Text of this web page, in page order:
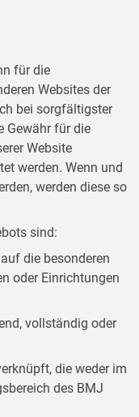
für die
Websites der
bei sorgfältigster
Gewähr für die
Website
werden. Wenn und
werden diese so
sind:
die besonderen
oder Einrichtungen
vollständig oder
die weder im
des BMJ